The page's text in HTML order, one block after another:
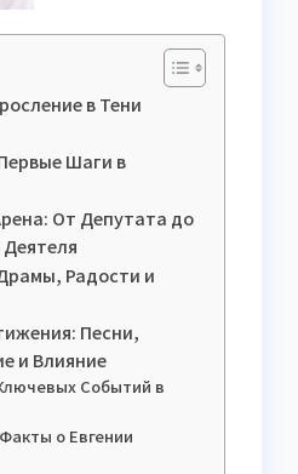
в Тени
Шаги в
От Депутата до
Радости и
Песни,
и Влияние
Событий в
о Евгении